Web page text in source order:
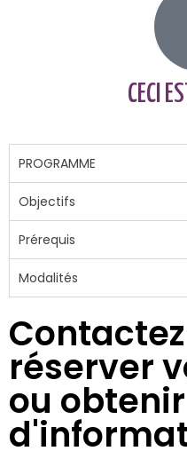
CECI
PROGRAMME
Objectifs
Prérequis
Modalités
réserver
ou